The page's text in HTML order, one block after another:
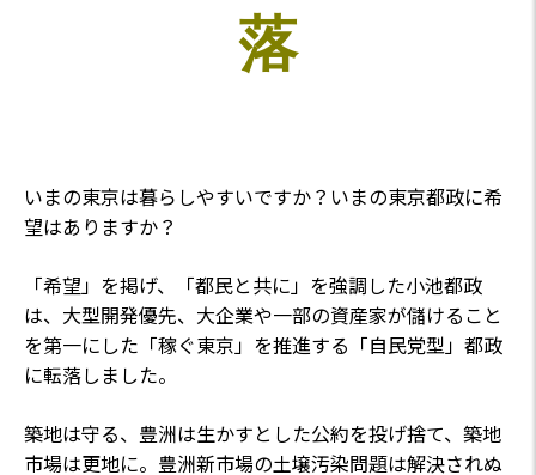
落
いまの東京は暮らしやすいですか？いまの東京都政に希
望はありますか？
「希望」を掲げ、「都民と共に」を強調した小池都政
は、大型開発優先、大企業や一部の資産家が儲けること
を第一にした「稼ぐ東京」を推進する「自民党型」都政
に転落しました。
築地は守る、豊洲は生かすとした公約を投げ捨て、築地
市場は更地に。豊洲新市場の土壌汚染問題は解決されぬ